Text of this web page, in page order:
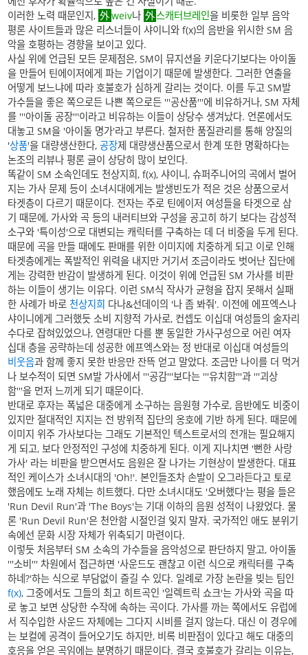
이러한 노력 때문인지,
weiv나 스캐터브레인을 비롯한 일부 음악
평론 사이트들과 많은 리스너들이 샤이니와 f(x)의 음반을 위시한 SM 음
악을 호평하는 경향을 보이고 있다.
사실 위에 언급된 모든 문제점은, SM이 뮤지션을 키운다기보다는 아이돌
을 만들어 틴에이저에게 파는 기업이기 때문에 발생한다. 그러한 연출을
어떻게 보느냐에 따라 호불호가 심하게 갈리는 것이다. 이를 두고 SM발
가수들을 좋은 쪽으로든 나쁜 쪽으로든 '''공산품'''에 비유하거나, SM 자체
를 '''아이돌 공장'''이라고 비유하는 이들이 상당수 생겨났다. 언론에서도
대놓고 SM을 '아이돌 명가'라고 부른다. 철저한 품질관리를 통해 양질의
'상품'을 대량생산한다,공장제 대량생산품으로서 한계 또한 명확하다는
논조의 리뷰나 평론 글이 상당히 많이 보인다.
똑같이 SM 소속인데도 천상지희, f(x), 샤이니, 슈퍼주니어의 곡에서 벌어
지는 가사 문제 등이 소녀시대에게는 발생빈도가 적은 것은 상품으로서
타겟층이 다르기 때문이다. 전자는 주로 틴에이저 여성들을 타겟으로 삼
기 때문에, 가사와 곡 등의 내러티브와 구성을 공고히 하기 보다는 감성적
소구와 '특이성'으로 대변되는 캐릭터를 구축하는 데 더 비중을 두게 된다.
때문에 곡을 만들 때에도 판매를 위한 이미지에 치중하게 되고 이로 인해
타겟층에게는 폭발적인 위력을 내지만 거기서 조금이라도 벗어난 집단에
게는 강력한 반감이 발생하게 된다. 이것이 위에 언급된 SM 가사를 비판
하는 이들이 생기는 이유다. 이런 SM식 작사가 균형을 잡지 못해서 실패
한 사례가 바로 천상지희 다나&선데이의 '나 좀 봐줘'. 이전에 에프엑스나
샤이니에게 그러했듯 소비 지향적 가사로, 컨셉도 이십대 여성들의 술자리
수다로 잡혀있었으나, 연령대만 다를 뿐 동일한 가사구성으로 어린 여자
십대 층을 공략하는데 성공한 에프엑스와는 정 반대로 이십대 여성들의
비웃음과 함께 좋지 못한 반응만 잔뜩 얻고 말았다. 조금만 나이를 더 먹거
나 보수적이 되면 SM발 가사에서 '''공감'''보다는 '''유치함'''과 '''괴상
함'''을 먼저 느끼게 되기 때문이다.
반대로 후자는 폭넓은 대중에게 소구하는 음원형 가수로, 음반에도 비중이
있지만 절대적인 지지는 전 방위적 집단의 옹호에 기반 하게 된다. 때문에
이미지 위주 가사보다는 그래도 기본적인 텍스트로서의 전개는 필요해지
게 되고, 보다 안정적인 구성에 치중하게 된다. 이게 지나치면 '뻔한 사랑
가사' 라는 비판을 받으면서도 음원은 잘 나가는 기현상이 발생한다. 대표
적인 케이스가 소녀시대의 'Oh!'. 본인들조차 손발이 오그라든다고 토로
했음에도 노래 자체는 히트했다. 다만 소녀시대도 '오버했다'는 평을 들은
'Run Devil Run'과 'The Boys'는 기대 이하의 음원 성적이 나왔었다. 물
론 'Run Devil Run'은 천안함 시절인걸 잊지 말자. 국가적인 애도 분위기
속에선 문화 시장 자체가 위축되기 마련이다.
이렇듯 처음부터 SM 소속의 가수들을 음악성으로 판단하지 말고, 아이돌
'''소비''' 차원에서 접근하면 '사운드도 괜찮고 이런 식으로 캐릭터를 구축
하네?'하는 식으로 부담없이 즐길 수 있다. 일례로 가장 논란을 빚는 팀인
f(x), 그중에서도 그들의 최고 히트곡인 '일렉트릭 쇼크'는 가사와 곡을 따
로 놓고 보면 상당한 수작에 속하는 곡이다. 가사를 까는 쪽에서도 유럽에
서 직수입한 사운드 자체에는 그다지 시비를 걸지 않는다. 대신 이 경우에
는 보컬에 공격이 들어오기도 하지만, 비록 비판점이 있다고 해도 대중의
호응을 얻은 곡임에는 분명하기 때문이다. 결국 호불호가 갈리는 이유는,